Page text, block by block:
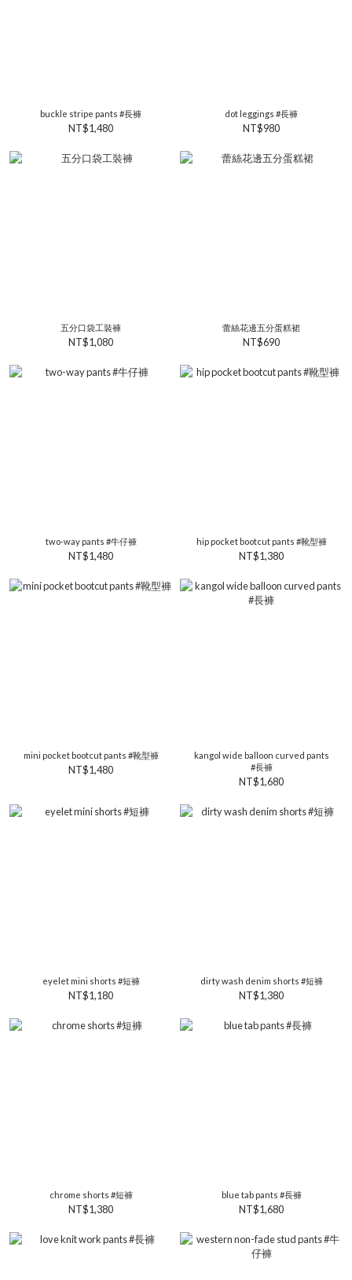
buckle stripe pants #長褲
NT$1,480
dot leggings #長褲
NT$980
五分口袋工裝褲
NT$1,080
蕾絲花邊五分蛋糕裙
NT$690
two-way pants #牛仔褲
NT$1,480
hip pocket bootcut pants #靴型褲
NT$1,380
mini pocket bootcut pants #靴型褲
NT$1,480
kangol wide balloon curved pants
#長褲
NT$1,680
eyelet mini shorts #短褲
NT$1,180
dirty wash denim shorts #短褲
NT$1,380
chrome shorts #短褲
NT$1,380
blue tab pants #長褲
NT$1,680